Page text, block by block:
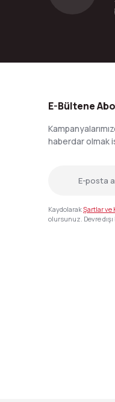
E-Bültene
haberdar olmak
KaydolarakŞartlar ve
olursunuz. Devre